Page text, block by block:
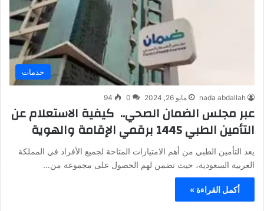
خدمات
nada abdallah مايو 26, 2024 0
94
عبر مجلس الضمان الصحي.. كيفية الاستعلام عن
التأمين الطبي 1445 برقمي الإقامة والهوية
يعد التأمين الطبي من أهم الامتيازات المتاحة لجميع الأفراد في المملكة
العربية السعودية، حيث تضمن لهم الحصول على مجموعة من…
أكمل القراءة »